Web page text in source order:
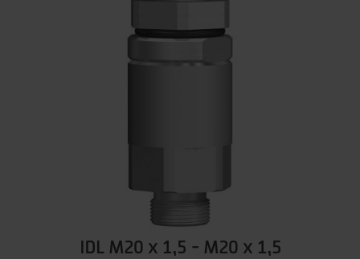
IDL M20 x 1,5 - M20 x 1,5